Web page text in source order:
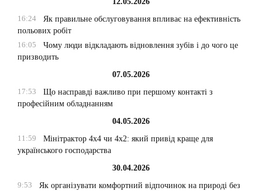
16:24
Як правильне обслуговування впливає на ефективність
польових робіт
16:05
Чому люди відкладають відновлення зубів і до чого це
призводить
07.05.2026
17:53
Що насправді важливо при першому контакті з
професійним обладнанням
04.05.2026
11:59
Мінітрактор 4х4 чи 4х2: який привід краще для
українського господарства
30.04.2026
9:53
Як організувати комфортний відпочинок на природі без